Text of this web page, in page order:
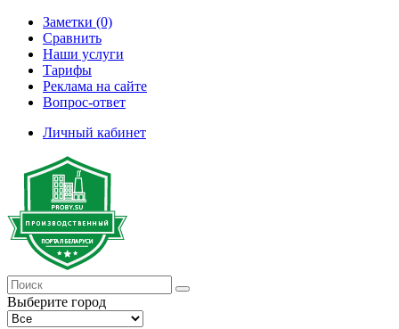
Заметки (0)
Сравнить
Наши услуги
Тарифы
Реклама на сайте
Вопрос-ответ
Личный кабинет
Выберите город